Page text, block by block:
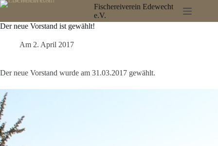
Zum
springen
Fischereiverein Edewecht
e.V.
Der neue Vorstand ist gewählt!
Am 2. April 2017
Der neue Vorstand wurde am 31.03.2017 gewählt.